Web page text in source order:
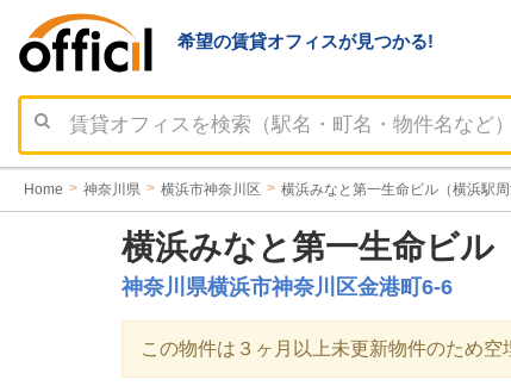
希望の賃貸オフィスが見つかる!
Home 神奈川県 横浜市神奈川区 横浜みなと第一生命ビル（横浜駅
横浜みなと第一生命ビル
神奈川県横浜市神奈川区金港町6-6
この物件は３ヶ月以上未更新物件のため